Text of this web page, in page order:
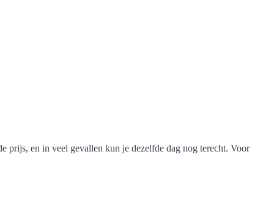
prijs, en in veel gevallen kun je dezelfde dag nog terecht. Voor